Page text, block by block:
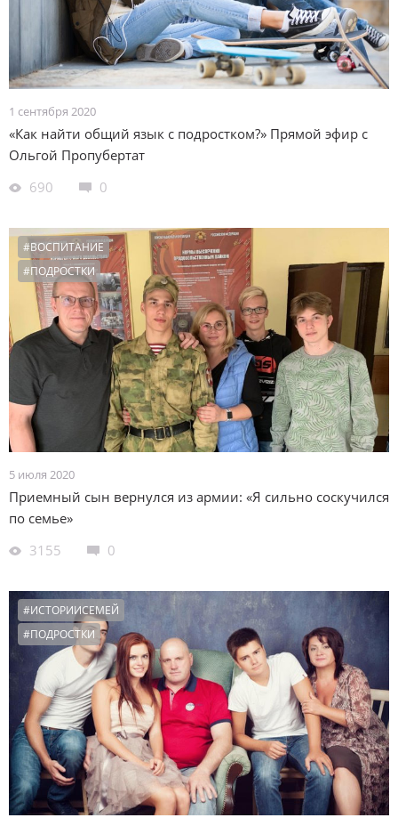
1 сентября 2020
«Как найти общий язык с подростком?» Прямой эфир с
Ольгой Пропубертат
690
0
#ВОСПИТАНИЕ
#ПОДРОСТКИ
5 июля 2020
Приемный сын вернулся из армии: «Я сильно соскучился
по семье»
3155
0
#ИСТОРИИСЕМЕЙ
#ПОДРОСТКИ